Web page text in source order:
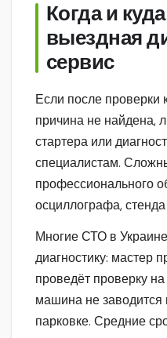
Когда и
выездная
сервис
Если после
причина не найдена,
стартера или
специалистам.
профессионального
осциллографа,
Многие СТО в
диагностику: мастер
проведёт проверку
машина не заводится
парковке. Средние